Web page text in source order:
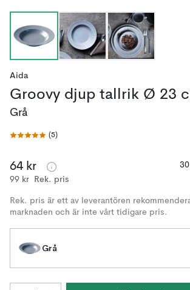
Aida
Groovy djup tallrik Ø 23
Grå
(5)
64 kr
99 kr Rek. pris
Rek. pris är ett av leverantören
marknaden och är inte vårt tidigare pris.
Grå